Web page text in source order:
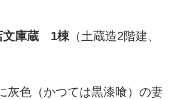
文庫蔵 1棟（土蔵造2階建、
灰色（かつては黒漆喰）の妻